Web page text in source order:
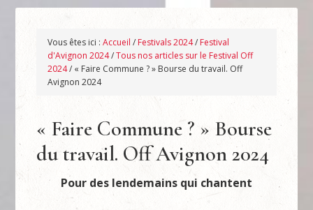
Vous êtes ici :Accueil / Festivals 2024/ Festival
d'Avignon 2024/Tous nos articles sur le Festival Off
2024/ « Faire Commune ? » Bourse du travail. Off
Avignon 2024
« Faire Commune ? » Bourse
du travail. Off Avignon 2024
Pour des lendemains qui chantent